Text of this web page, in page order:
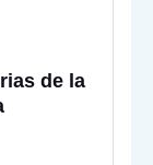
de la